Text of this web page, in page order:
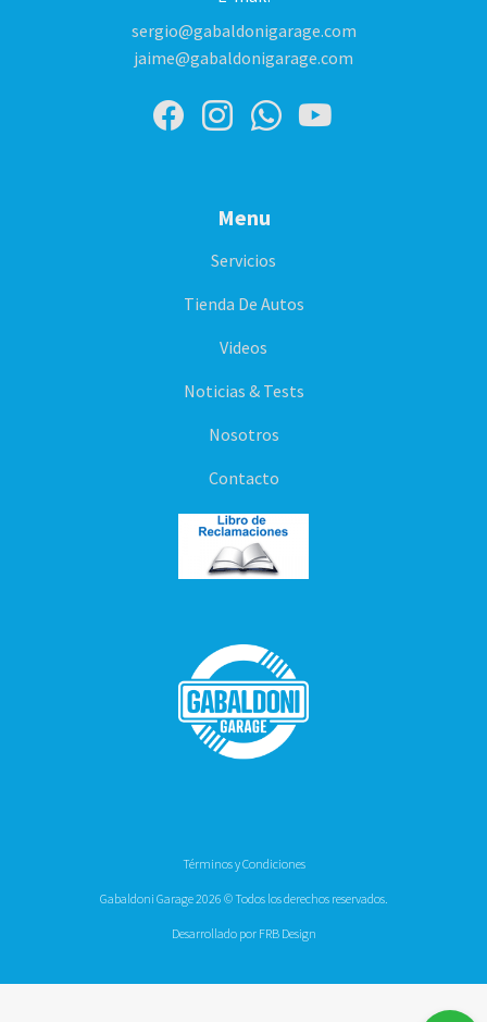
sergio@gabaldonigarage.com
jaime@gabaldonigarage.com
Menu
Servicios
Tienda De Autos
Videos
Noticias & Tests
Nosotros
Contacto
Términos y Condiciones
Gabaldoni Garage 2026 © Todos los derechos reservados.
Desarrollado por FRB Design